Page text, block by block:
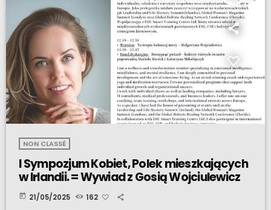
NON CLASSÉ
I Sympozjum Kobiet, Polek mieszkających
w Irlandii. = Wywiad z Gosią Wojciulewicz
today 21/05/2025 162